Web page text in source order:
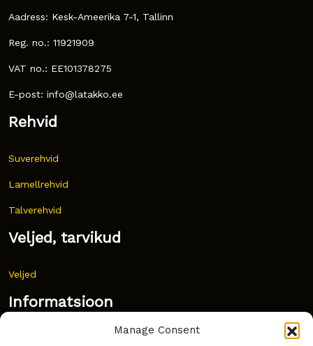
Manage Consent
Aadress: Kesk-Ameerika 7-1, Tallinn
Reg. no.: 11921909
VAT no.: EE101378275
E-post: info@latakko.ee
Rehvid
Suverehvid
Lamellrehvid
Talverehvid
Veljed, tarvikud
Veljed
Informatsioon